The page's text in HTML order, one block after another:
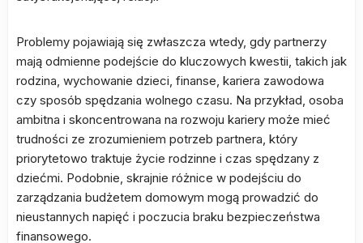
Problemy pojawiają się zwłaszcza wtedy, gdy partnerzy
mają odmienne podejście do kluczowych kwestii, takich jak
rodzina, wychowanie dzieci, finanse, kariera zawodowa
czy sposób spędzania wolnego czasu. Na przykład, osoba
ambitna i skoncentrowana na rozwoju kariery może mieć
trudności ze zrozumieniem potrzeb partnera, który
priorytetowo traktuje życie rodzinne i czas spędzany z
dziećmi. Podobnie, skrajnie różnice w podejściu do
zarządzania budżetem domowym mogą prowadzić do
nieustannych napięć i poczucia braku bezpieczeństwa
finansowego.